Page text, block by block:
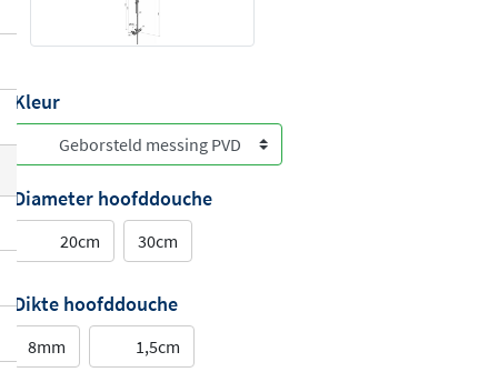
Kleur
Diameter hoofddouche
20cm 30cm
Dikte hoofddouche
8mm 1,5cm